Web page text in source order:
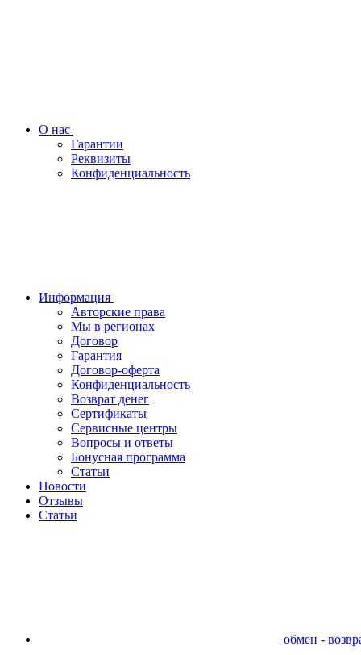
О нас
Гарантии
Реквизиты
Конфиденциальность
Информация
Авторские права
Мы в регионах
Договор
Гарантия
Договор-оферта
Конфиденциальность
Возврат денег
Сертификаты
Сервисные центры
Вопросы и ответы
Бонусная программа
Статьи
Новости
Отзывы
Статьи
обмен -